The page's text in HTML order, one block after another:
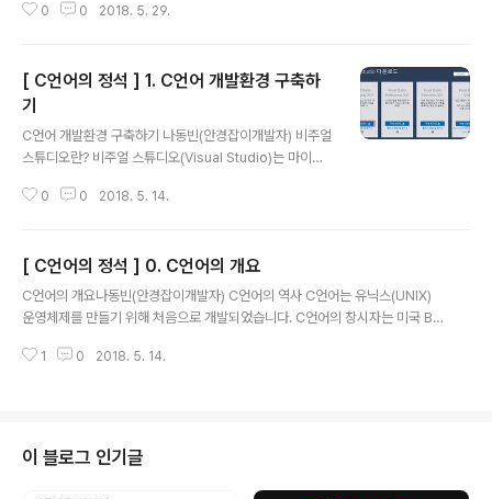
해야 합니다. 따라서 Cygwin에서 C언어 개발 테스트를
게 사용할 수는 없을 겁니다. 정말 기본적인 것들만 설치가
되기 때문입니다. 따라서 다음과 같이 Cygwin 설치 프로
그램을 다시 실행하여 원하는 패키지를 선택해 설치하시는
것이 좋습니다. ※ Cygwin 패키지 설치하기 ※ 먼저 위와
같이 카테고리(Category) 영역에서 G++을 검색하셔서
개발 도구를 전체 설치 설정해주도록 합니다. 이후에 VIM
0 0 2018. 5. 29.
[ C언어의 정석 ] 1. C언어 개발환경 구축하
기
C언어 개발환경 구축하기 나동빈(안경잡이개발자) 비주얼
스튜디오란? 비주얼 스튜디오(Visual Studio)는 마이크
스튜디오가 지원하는 기능은 매우 강력하고 다양해서 비주
부할 C언어 문법 및 활용에 대한 학습도 비주얼 스튜디오
를 이용해 전혀 어려움 없이 모두 수행할 수 있습니다. (물
론 기본적으로 비주얼 스튜디오는 단순한 프로그램보다는
언어보다는 C++이나 C#에 더 유리한 개발환경입니다.)
0 0 2018. 5. 14.
[ C언어의 정석 ] 0. C언어의 개요
C언어의 개요나동빈(안경잡이개발자) C언어의 역사 C언어는 유닉스(UNIX)
운영체제를 만들기 위해 처음으로 개발되었습니다. C언어의 창시자는 미국 Be
다. 이후에 1983년 ANSI 표준 C가 발표되면서 그 구체적인 틀이 잡히게 되었
로그램(Program)은 컴퓨터가 처리할 작업 처리 절차를 의미하며 프로그래밍
이란 프로그램을 만드는 행위입니다. 그러한 의미에서 프로그래밍 언어란 컴
1 0 2018. 5. 14.
이 블로그 인기글